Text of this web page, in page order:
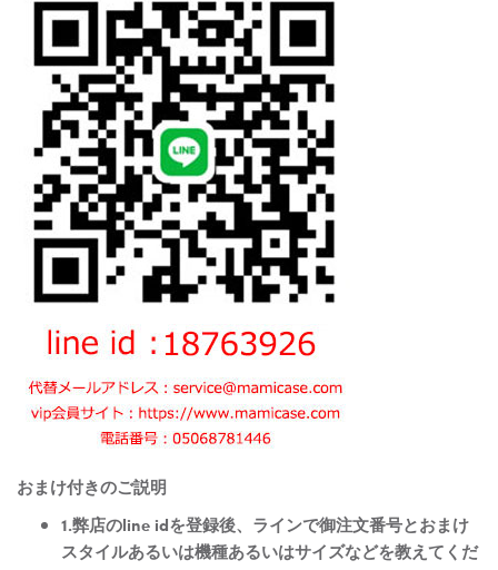
おまけ付きのご説明
1.弊店のline idを登録後、ラインで御注文番号とおまけ
スタイルあるいは機種あるいはサイズなどを教えてくだ